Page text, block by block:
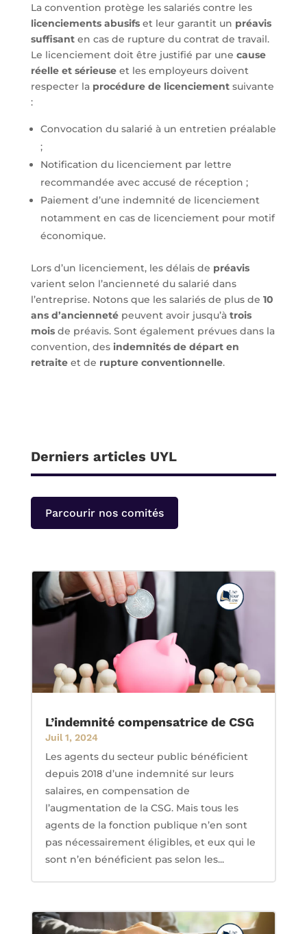
La convention protège les salariés contre les
licenciements abusifset leur garantit un préavis
suffisanten cas de rupture du contrat de travail.
Le licenciement doit être justifié par une cause
réelle et sérieuseet les employeurs doivent
respecter la procédure de licenciementsuivante
:
Convocation du salarié à un entretien préalable
;
Notification du licenciement par lettre
recommandée avec accusé de réception ;
Paiement d’une indemnité de licenciement
notamment en cas de licenciement pour motif
économique.
Lors d’un licenciement, les délais de préavis
varient selon l’ancienneté du salarié dans
l’entreprise. Notons que les salariés de plus de 10
ans d’anciennetépeuvent avoir jusqu’à trois
moisde préavis. Sont également prévues dans la
convention, des indemnités de départ en
retraiteet de rupture conventionnelle.
Derniers articles UYL
Parcourir nos comités
L’indemnité compensatrice de CSG
Juil 1, 2024
Les agents du secteur public bénéficient
depuis 2018 d’une indemnité sur leurs
salaires, en compensation de
l’augmentation de la CSG. Mais tous les
agents de la fonction publique n’en sont
pas nécessairement éligibles, et eux qui le
sont n’en bénéficient pas selon les...